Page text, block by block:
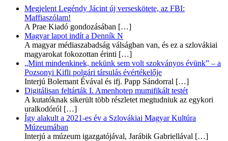
Megjelent Legéndy Jácint új verseskötete, az FBI:
Maffiaszólam!
A Prae Kiadó gondozásában […]
Magyar lapot indít a Denník N
A magyar médiaszabadság válságban van, és ez a szlovákiai
magyarokat fokozottan érinti […]
„Mint mindenkinek, nekünk sem volt szokványos évünk” – a
Pozsonyi Kifli polgári társulás évértékelője
Interjú Bolemant Évával és ifj. Papp Sándorral […]
Digitálisan feltárták I. Amenhotep mumifikált testét
A kutatóknak sikerült több részletet megtudniuk az egykori
uralkodóról […]
Így alakult a 2021-es év a Szlovákiai Magyar Kultúra
Múzeumában
Interjú a múzeum igazgatójával, Jarábik Gabriellával […]